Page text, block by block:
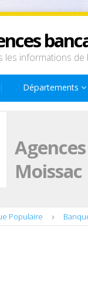
les informations de
Départements
Moissac
Populaire